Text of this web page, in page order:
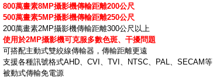
800萬畫素8MP攝影機傳輸距離200公尺
500萬畫素5MP攝影機傳輸距離250公尺
200萬畫素2MP攝影機傳輸距離300公尺以上
使用於2MP攝影機可克服多數色斑、干擾問題
可搭配主動式雙絞線傳輸器，傳輸距離更遠
支援各種訊號格式AHD、CVI、TVI、NTSC、PAL、SECAM等
被動式傳輸免電源